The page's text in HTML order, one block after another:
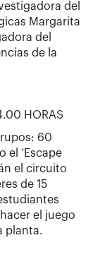
del
Margarita
del
de la
HORAS
60
el ‘Escape
el circuito
de 15
el juego
planta.